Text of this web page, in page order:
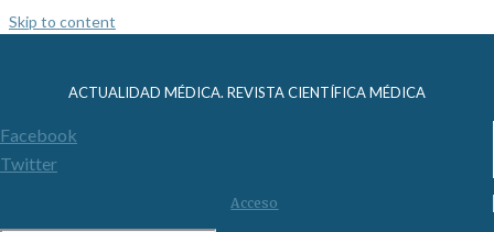
Skip to content
ACTUALIDAD MÉDICA. REVISTA CIENTÍFICA MÉDICA
Facebook
Twitter
Acceso